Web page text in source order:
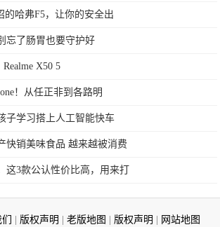
的哈弗F5，让你的安全出
忘了肠胃也要守护好
X50 5
！从任正非到各路明
子学习搭上人工智能快车
快销美味食品 越来越被消费
这3款公认性价比高，用来打
版权声明 老版地图 版权声明 网站地图